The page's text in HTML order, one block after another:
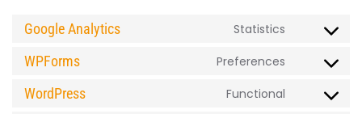
Google Analytics Statistics
Consent
service
google-
WPForms Preferences
Consent
service
WordPress Functional
Consent